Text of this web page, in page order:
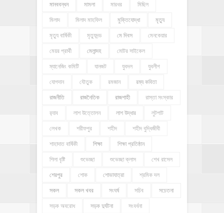
মানববন্ধন মামলা মারধর মিছিল
মিলাদ মিলাদ মাহফিল মুক্তিযোদ্ধা মৃত্যু
মৃত্যু বার্ষিকী মৃত্যুদন্ড মে দিবস মেনকেয়ার
মেয়র প্রার্থী মেলান্দহ মোটর সাইকেল
ম্যানেজিং কমিটি যানজট যুবদল যুবলীগ
যোগদান যৌতুক রমজান রম্য কবিতা
রাজনীতি রাজনৈতিক রাজশাহী রাস্তা সংস্কার
র‍্যাব লাশ উত্তোলন লাশ উদ্ধার লুটপাট
লেখক শরীফপুর শহীদ শহীদ বুদ্ধিজীবী
শাহাদাত বার্ষিকী শিক্ষা শিক্ষা প্রতিষ্ঠান
শিলা বৃষ্টি শুভেচ্ছা শুভেচ্ছা ক্লাস শেখ রাসেল
শেরপুর শোক শোভাযাত্রা শ্রমিক দল
সকল সকল খবর সংঘর্ষ সচিব সচেতনা
সড়ক অবরোধ সড়ক দুর্ঘটনা সংবর্ধনা